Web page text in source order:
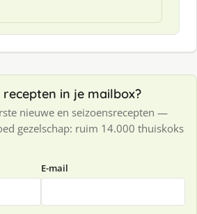
recepten in je mailbox?
nieuwe en seizoensrecepten —
gezelschap: ruim 14.000 thuiskoks
E-mail